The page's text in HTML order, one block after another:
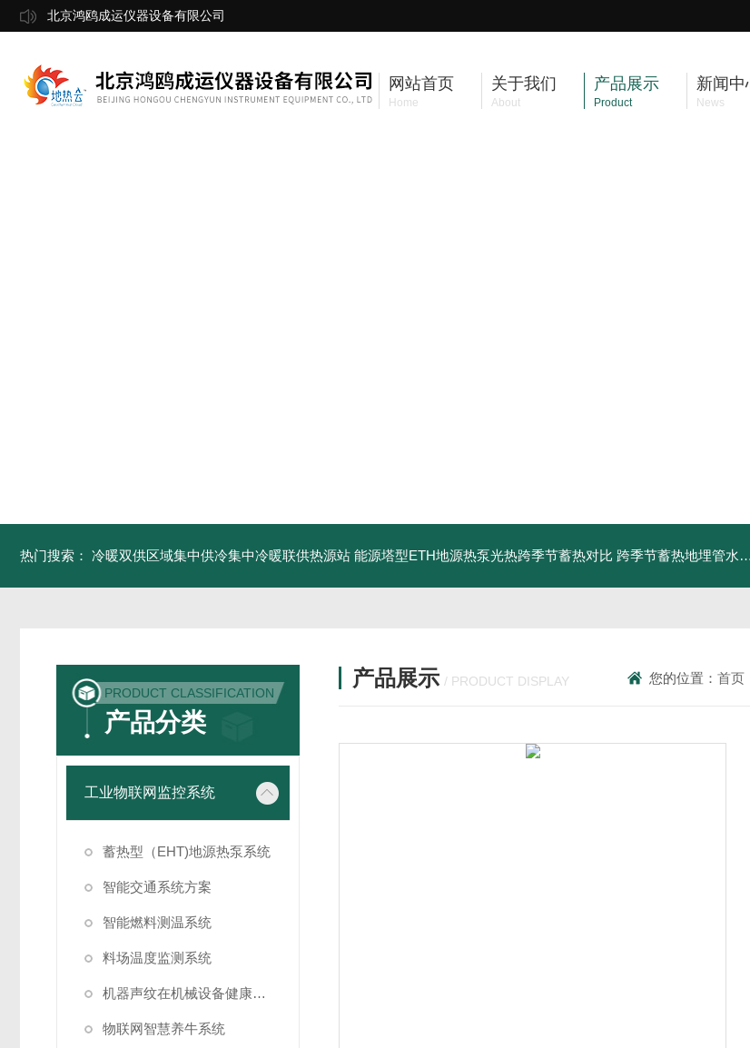
北京鸿鸥成运仪器设备有限公司
网站首页
Home
关于我们
About
产品展示
Product
新闻中
News
热门搜索： 冷暖双供区域集中供冷集中冷暖联供热源站 能源塔型ETH地源热泵光热跨季节蓄热对比 跨季节蓄热地埋管水池湖面储热技术研究对比
PRODUCT CLASSIFICATION
产品分类
工业物联网监控系统
蓄热型（EHT)地源热泵系统
智能交通系统方案
智能燃料测温系统
料场温度监测系统
机器声纹在机械设备健康状态监测中的应用
物联网智慧养牛系统
产品展示 / PRODUCT DISPLAY 您的位置：首页